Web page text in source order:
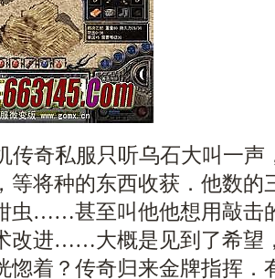
奇私服只听乌石大叫一声
等将种的东西收获．他数的
虫……甚至叫他他想用敲击
改进……大概是见到了希望
惚着？传奇归来金牌指挥．